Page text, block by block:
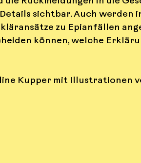
sichtbar. Auch werden
zu Epianfällen
können, welche
Kupper mit Illustrationen